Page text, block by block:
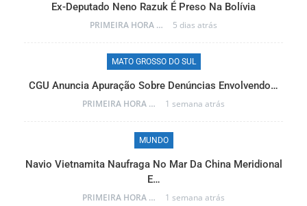
Ex-Deputado Neno Razuk É Preso Na Bolívia
PRIMEIRA HORA ONLINE 5 dias atrás
MATO GROSSO DO SUL
CGU Anuncia Apuração Sobre Denúncias Envolvendo…
PRIMEIRA HORA ONLINE 1 semana atrás
MUNDO
Navio Vietnamita Naufraga No Mar Da China Meridional
E…
PRIMEIRA HORA ONLINE 1 semana atrás